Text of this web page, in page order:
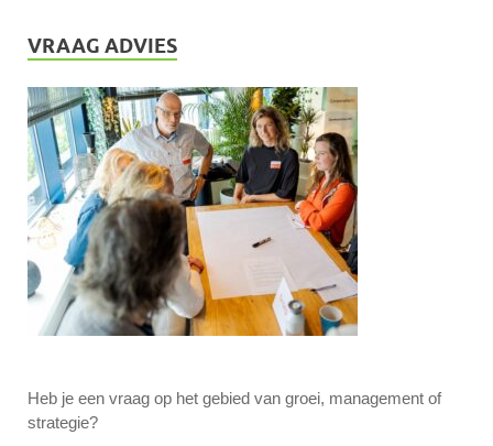
VRAAG ADVIES
Heb je een vraag op het gebied van groei, management of
strategie?